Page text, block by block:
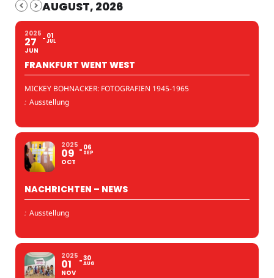
AUGUST, 2026
2025
27
JUN
01
JUL
FRANKFURT WENT WEST
MICKEY BOHNACKER: FOTOGRAFIEN 1945-1965
: Ausstellung
2025
09
OCT
06
SEP
NACHRICHTEN – NEWS
: Ausstellung
2025
01
NOV
30
AUG